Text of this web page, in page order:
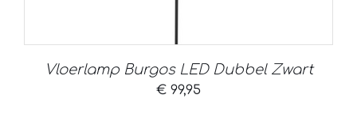
Vloerlamp Burgos LED Dubbel Zwart
€ 99,95